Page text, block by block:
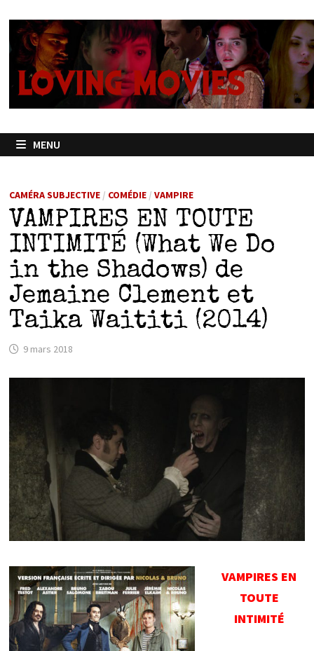
contenu
MENU
CAMÉRA SUBJECTIVE/ COMÉDIE/ VAMPIRE
VAMPIRES EN TOUTE
INTIMITÉ (What We Do
in the Shadows) de
Jemaine Clement et
Taika Waititi (2014)
9 mars 2018
VAMPIRES EN
TOUTE
INTIMITÉ